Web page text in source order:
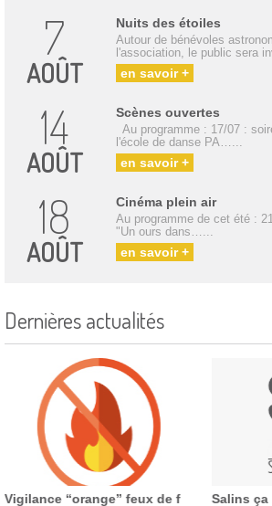
7
AOÛT
Nuits des étoiles
Autour de bénévoles
l'association, le public sera
en savoir +
14
AOÛT
Scènes ouvertes
Au programme : 17/07 :
l'école de danse PA…...
en savoir +
18
AOÛT
Cinéma plein air
Au programme de cet été :
"Un ours dans…...
en savoir +
Dernières actualités
Vigilance “orange” feux de f Salins ça